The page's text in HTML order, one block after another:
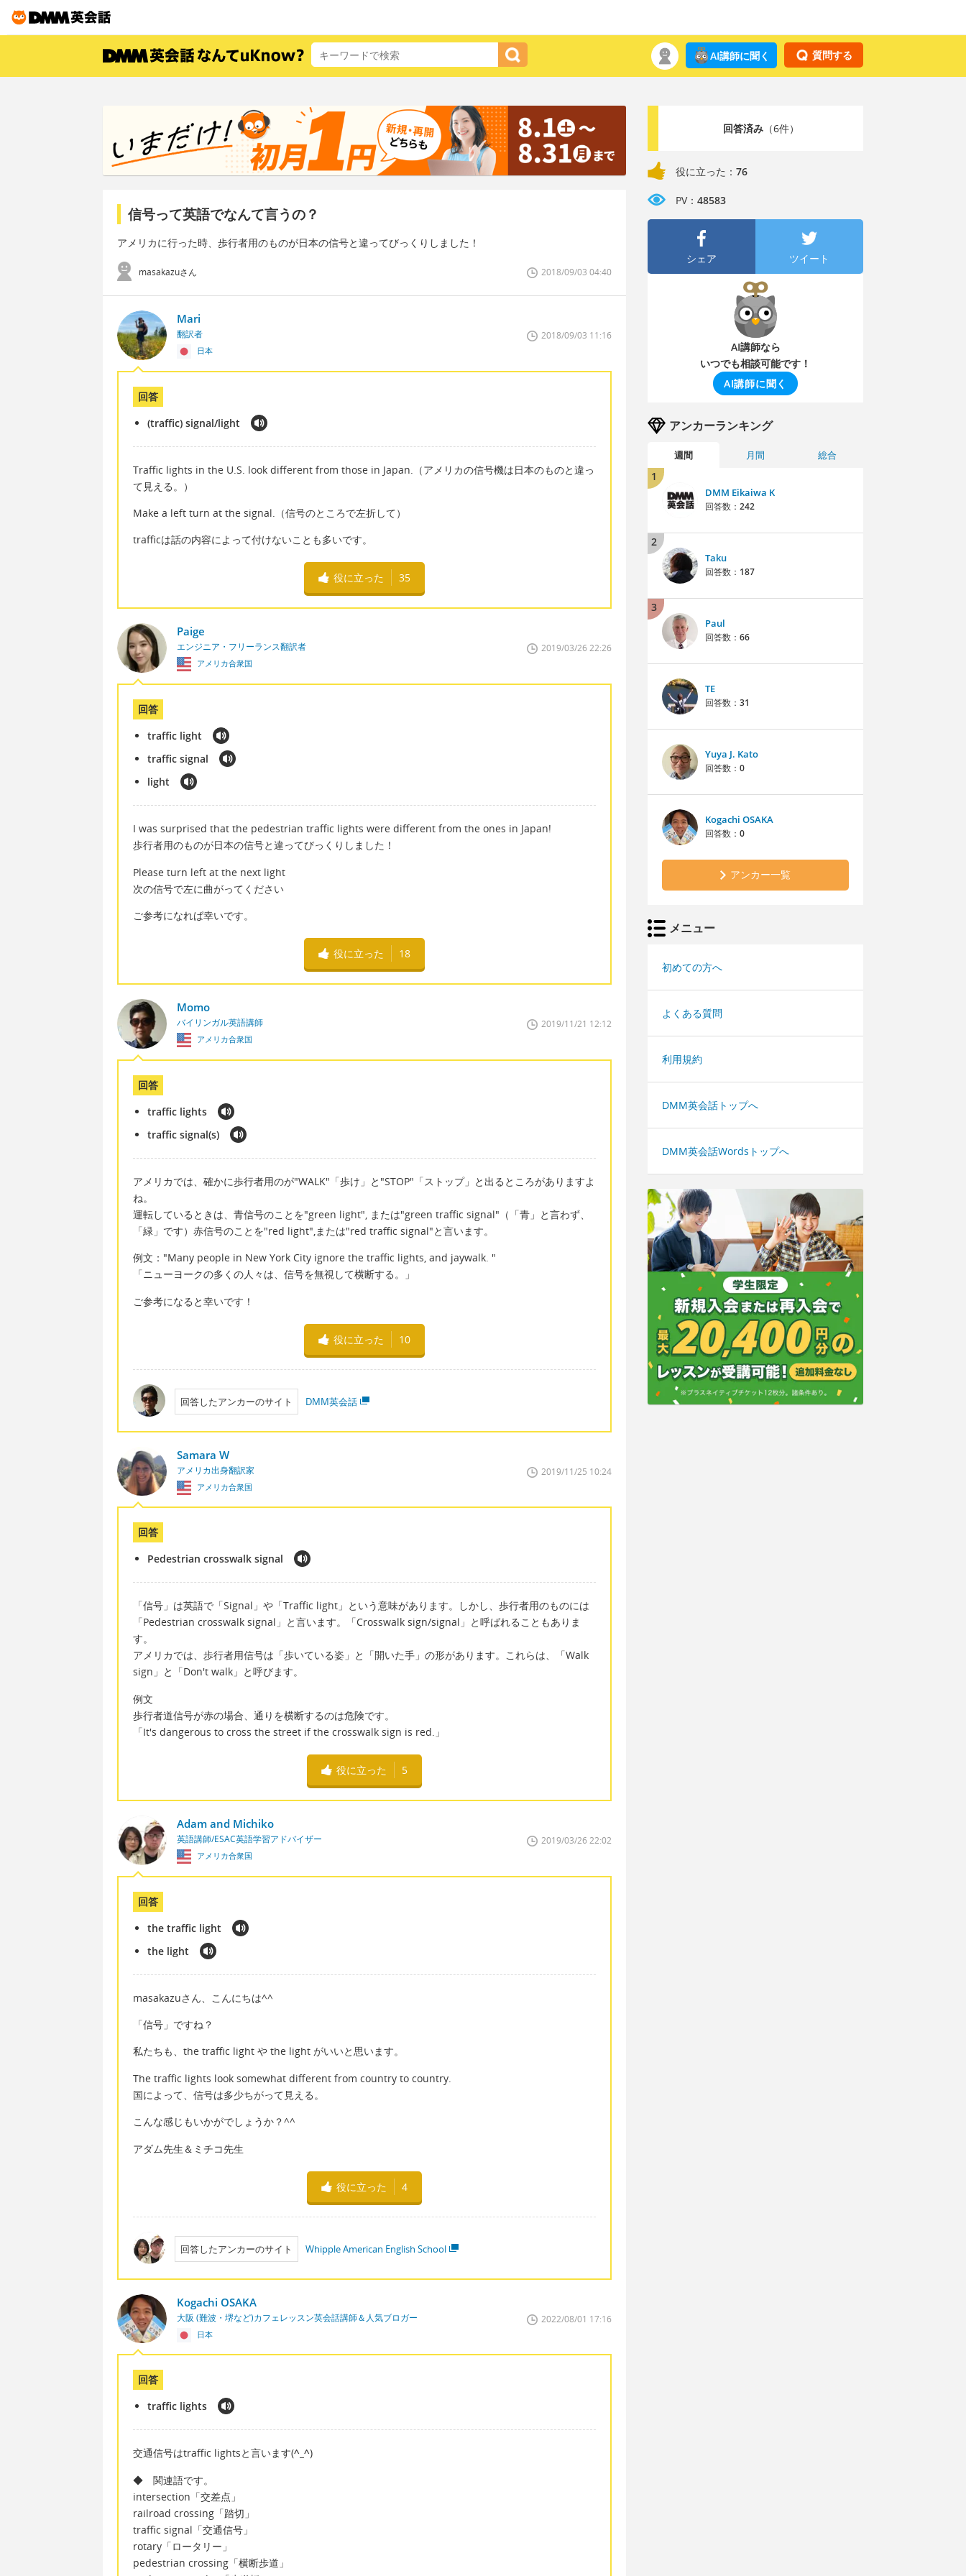
質問する
AI講師に聞く
信号って英語でなんて言うの？
アメリカに行った時、歩行者用のものが日本の信号と違ってびっくりしました！
masakazuさん 2018/09/03 04:40
Mari
翻訳者
日本
2018/09/03 11:16
回答
(traffic) signal/light
Traffic lights in the U.S. look different from those in Japan.（アメリカの信号機は日本のものと違っ
て見える。）
Make a left turn at the signal.（信号のところで左折して）
trafficは話の内容によって付けないことも多いです。
役に立った 35
Paige
エンジニア・フリーランス翻訳者
アメリカ合衆国
2019/03/26 22:26
回答
traffic light
traffic signal
light
I was surprised that the pedestrian traffic lights were different from the ones in Japan!
歩行者用のものが日本の信号と違ってびっくりしました！
Please turn left at the next light
次の信号で左に曲がってください
ご参考になれば幸いです。
役に立った 18
Momo
バイリンガル英語講師
アメリカ合衆国
2019/11/21 12:12
回答
traffic lights
traffic signal(s)
アメリカでは、確かに歩行者用のが"WALK"「歩け」と"STOP"「ストップ」と出るところがありますよ
ね。
運転しているときは、青信号のことを"green light", または"green traffic signal"（「青」と言わず、
「緑」です）赤信号のことを"red light",または"red traffic signal"と言います。
例文："Many people in New York City ignore the traffic lights, and jaywalk. "
「ニューヨークの多くの人々は、信号を無視して横断する。」
ご参考になると幸いです！
役に立った 10
回答したアンカーのサイト DMM英会話
Samara W
アメリカ出身翻訳家
アメリカ合衆国
2019/11/25 10:24
回答
Pedestrian crosswalk signal
「信号」は英語で「Signal」や「Traffic light」という意味があります。しかし、歩行者用のものには
「Pedestrian crosswalk signal」と言います。「Crosswalk sign/signal」と呼ばれることもありま
す。
アメリカでは、歩行者用信号は「歩いている姿」と「開いた手」の形があります。これらは、「Walk
sign」と「Don't walk」と呼びます。
例文
歩行者道信号が赤の場合、通りを横断するのは危険です。
「It's dangerous to cross the street if the crosswalk sign is red.」
役に立った 5
Adam and Michiko
英語講師/ESAC英語学習アドバイザー
アメリカ合衆国
2019/03/26 22:02
回答
the traffic light
the light
masakazuさん、こんにちは^^
「信号」ですね？
私たちも、the traffic light や the light がいいと思います。
The traffic lights look somewhat different from country to country.
国によって、信号は多少ちがって見える。
こんな感じもいかがでしょうか？^^
アダム先生＆ミチコ先生
役に立った 4
回答したアンカーのサイト Whipple American English School
Kogachi OSAKA
大阪 (難波・堺など)カフェレッスン英会話講師＆人気ブロガー
日本
2022/08/01 17:16
回答
traffic lights
交通信号はtraffic lightsと言います(^_^)
◆ 関連語です。
intersection「交差点」
railroad crossing「踏切」
traffic signal「交通信号」
rotary「ロータリー」
pedestrian crossing「横断歩道」
回答済み（6件）
役に立った： 76
PV： 48583
シェア ツイート
AI講師なら
いつでも相談可能です！
AI講師に聞く
アンカーランキング
週間 月間 総合
1
DMM Eikaiwa K
回答数： 242
2
Taku
回答数： 187
3
Paul
回答数： 66
TE
回答数： 31
Yuya J. Kato
回答数： 0
Kogachi OSAKA
回答数： 0
アンカー一覧
メニュー
初めての方へ
よくある質問
利用規約
DMM英会話トップへ
DMM英会話Wordsトップへ